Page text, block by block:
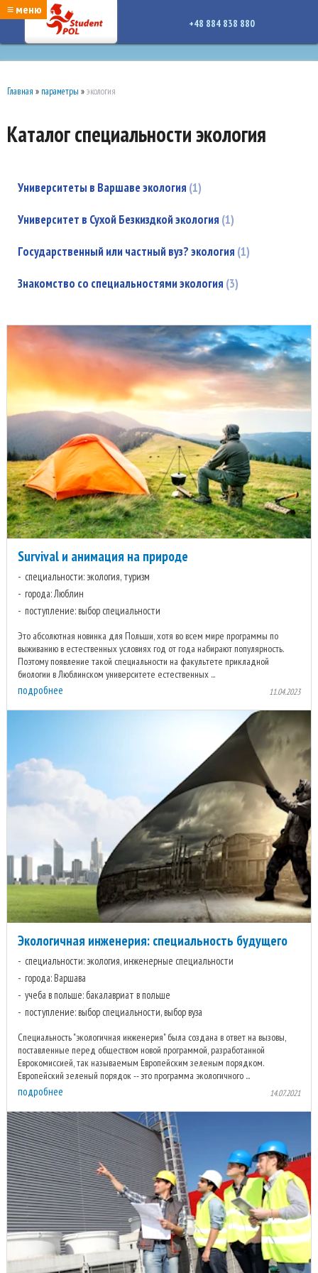
google-site-verification: google7a917c261df1566b.htmlgoogle-site-verification:
google7a917c261df1566b.html
≡ меню
+48 884 838 880
Главная » параметры »экология
Каталог специальности экология
Университеты в Варшаве экология 1
Университет в Сухой Безкиздкой экология 1
Государственный или частный вуз? экология 1
Знакомство со специальностями экология 3
Survival и анимация на природе
специальности: экология, туризм
города: Люблин
поступление: выбор специальности
Это абсолютная новинка для Польши, хотя во всем мире программы по
выживанию в естественных условиях год от года набирают популярность.
Поэтому появление такой специальности на факультете прикладной
биологии в Люблинском университете естественных ...
подробнее 11.04.2023
Экологичная инженерия: специальность будущего
специальности: экология, инженерные специальности
города: Варшава
учеба в польше: бакалавриат в польше
поступление: выбор специальности, выбор вуза
Специальность "экологичная инженерия" была создана в ответ на вызовы,
поставленные перед обществом новой программой, разработанной
Еврокомиссией, так называемым Европейским зеленым порядком.
Европейский зеленый порядок -- это программа экологичного ...
подробнее 14.07.2021